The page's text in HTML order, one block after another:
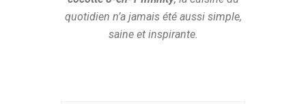
quotidien n’a jamais été aussi simple,
saine et inspirante.